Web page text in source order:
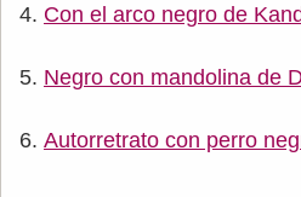
Con el arco negro de
Negro con mandolina de
Autorretrato con perro